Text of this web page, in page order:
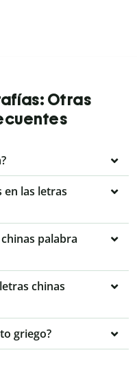
Otras
en las letras
palabra
chinas
griego?